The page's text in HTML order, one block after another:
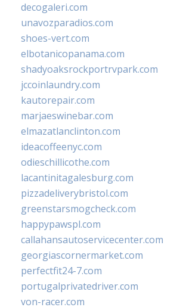
decogaleri.com
unavozparadios.com
shoes-vert.com
elbotanicopanama.com
shadyoaksrockportrvpark.com
jccoinlaundry.com
kautorepair.com
marjaeswinebar.com
elmazatlanclinton.com
ideacoffeenyc.com
odieschillicothe.com
lacantinitagalesburg.com
pizzadeliverybristol.com
greenstarsmogcheck.com
happypawspl.com
callahansautoservicecenter.com
georgiascornermarket.com
perfectfit24-7.com
portugalprivatedriver.com
von-racer.com